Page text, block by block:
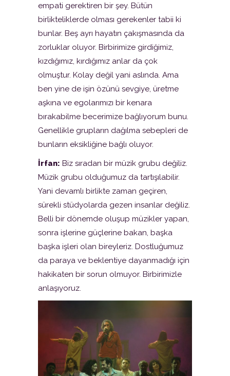
empati gerektiren bir şey. Bütün
birlikteliklerde olması gerekenler tabii ki
bunlar. Beş ayrı hayatın çakışmasında da
zorluklar oluyor. Birbirimize girdiğimiz,
kızdığımız, kırdığımız anlar da çok
olmuştur. Kolay değil yani aslında. Ama
ben yine de işin özünü sevgiye, üretme
aşkına ve egolarımızı bir kenara
bırakabilme becerimize bağlıyorum bunu.
Genellikle grupların dağılma sebepleri de
bunların eksikliğine bağlı oluyor.
İrfan: Biz sıradan bir müzik grubu değiliz.
Müzik grubu olduğumuz da tartışılabilir.
Yani devamlı birlikte zaman geçiren,
sürekli stüdyolarda gezen insanlar değiliz.
Belli bir dönemde oluşup müzikler yapan,
sonra işlerine güçlerine bakan, başka
başka işleri olan bireyleriz. Dostluğumuz
da paraya ve beklentiye dayanmadığı için
hakikaten bir sorun olmuyor. Birbirimizle
anlaşıyoruz.